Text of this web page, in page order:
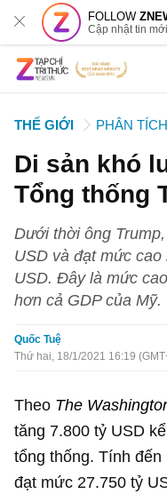
FOLLOW
Cập nhật tin mới
THẾ GIỚI PHÂN TÍCH
Di sản khó
Tổng thống
Dưới thời ông
USD và đạt mức
USD. Đây là mức
hơn cả GDP của Mỹ.
Quốc Tuệ
Thứ hai, 18/1/2021 16:19
Theo The
tăng 7.800 tỷ USD
tổng thống. Tính
đạt mức 27.750 tỷ